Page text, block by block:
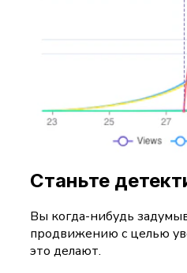
Станьте
Вы когда-нибудь
продвижению с целью
это делают.